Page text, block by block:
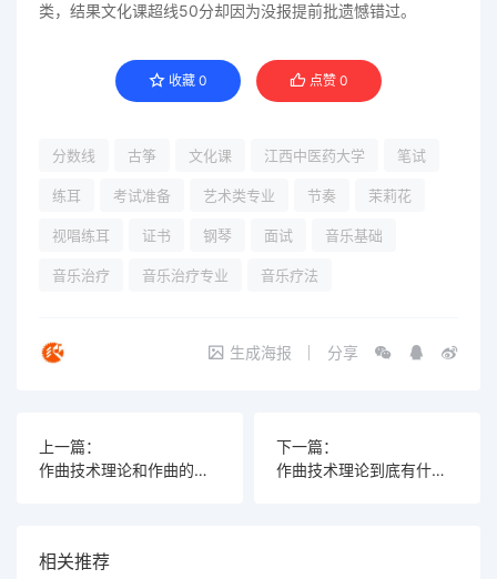
类，结果文化课超线50分却因为没报提前批遗憾错过。
收藏 0 点赞 0
分数线 古筝 文化课 江西中医药大学 笔试
练耳 考试准备 艺术类专业 节奏 茉莉花
视唱练耳 证书 钢琴 面试 音乐基础
音乐治疗 音乐治疗专业 音乐疗法
生成海报 分享
上一篇：
作曲技术理论和作曲的区别，哪个才是音乐创作的核心？
下一篇：
作曲技术理论到底有什么用？3分钟搞懂创作核心
相关推荐